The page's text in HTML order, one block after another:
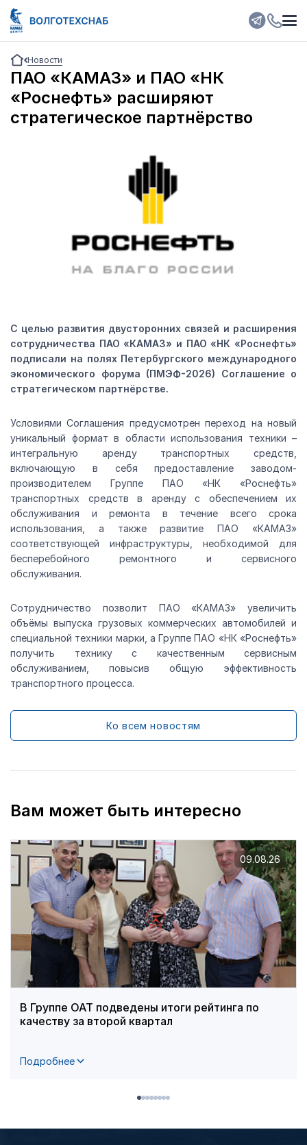
Новости
ПАО «КАМАЗ» и ПАО «НК
«Роснефть» расширяют
стратегическое партнёрство
С целью развития двусторонних связей и расширения
сотрудничества ПАО «КАМАЗ» и ПАО «НК «Роснефть»
подписали на полях Петербургского международного
экономического форума (ПМЭФ-2026) Соглашение о
стратегическом партнёрстве.
Условиями Соглашения предусмотрен переход на новый
уникальный формат в области использования техники –
интегральную аренду транспортных средств,
включающую в себя предоставление заводом-
производителем Группе ПАО «НК «Роснефть»
транспортных средств в аренду с обеспечением их
обслуживания и ремонта в течение всего срока
использования, а также развитие ПАО «КАМАЗ»
соответствующей инфраструктуры, необходимой для
бесперебойного ремонтного и сервисного
обслуживания.
Сотрудничество позволит ПАО «КАМАЗ» увеличить
объёмы выпуска грузовых коммерческих автомобилей и
специальной техники марки, а Группе ПАО «НК «Роснефть»
получить технику с качественным сервисным
обслуживанием, повысив общую эффективность
транспортного процесса.
Ко всем новостям
Вам может быть интересно
В Группе ОАТ подведены итоги рейтинга по
качеству за второй квартал
Подробнее
09.08.26